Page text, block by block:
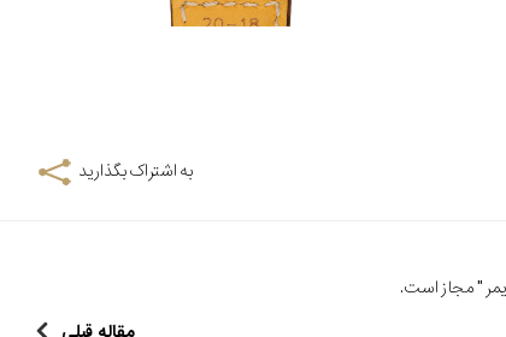
به اشتراک بگذارید
" مجاز است.